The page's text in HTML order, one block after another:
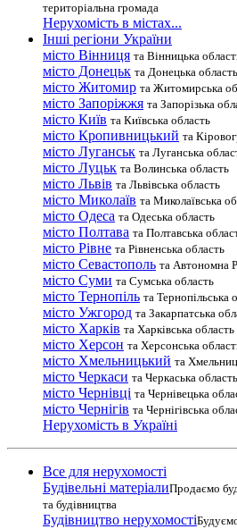
територіальна громада
Нерухомість в містах...
Інші регіони України
місто Вінниця та Вінницька
місто Донецьк та Донецька область
місто Житомир та Житомирська
місто Запоріжжя та Запорізька
місто Київ та Київська область
місто Кропивницький та
місто Луганськ та Луганська
місто Луцьк та Волинська область
місто Львів та Львівська область
місто Миколаїв та Миколаївська
місто Одеса та Одеська область
місто Полтава та Полтавська
місто Рівне та Рівненська область
місто Севастополь та Автономна
місто Суми та Сумська область
місто Тернопіль та Тернопільська
місто Ужгород та Закарпатська
місто Харків та Харківська область
місто Херсон та Херсонська
місто Хмельницький та
місто Черкаси та Черкаська область
місто Чернівці та Чернівецька
місто Чернігів та Чернігівська
Нерухомість в Україні
Все для нерухомості
Будівельні матеріалиПродаємо
та будівництва
Будівництво нерухомості